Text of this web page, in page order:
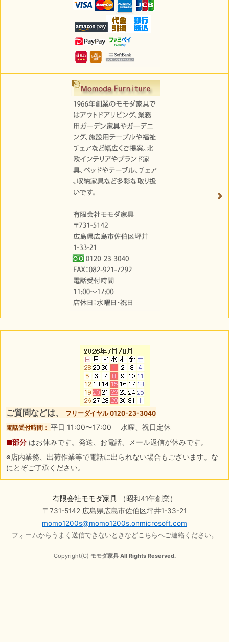
ご質問などは、
フリーダイヤル 0120-23-3040
電話受付時間： 平日 11:00〜17:00 水曜、祝日定休
■部分 はお休みです。発送、お電話、メール返信が休みです。
※店内業務、出荷作業等で電話に出られない場合もございます。な
にとぞご了承ください。
有限会社モモダ家具（昭和41年創業）
〒731-5142 広島県広島市佐伯区坪井1-33-21
momo1200s@momo1200s.onmicrosoft.com
フォームからうまく送信できないときなどこちらへご連絡ください。
Copyright(C) モモダ家具 All Rights Reserved.